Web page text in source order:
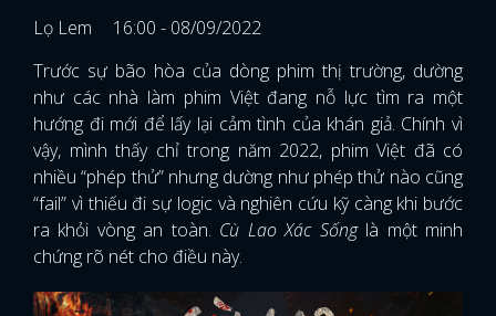
Lọ Lem
16:00 - 08/09/2022
Trước sự bão hòa của dòng phim thị trường, dường
như các nhà làm phim Việt đang nỗ lực tìm ra một
hướng đi mới để lấy lại cảm tình của khán giả. Chính vì
vậy, mình thấy chỉ trong năm 2022, phim Việt đã có
nhiều “phép thử” nhưng dường như phép thử nào cũng
“fail” vì thiếu đi sự logic và nghiên cứu kỹ càng khi bước
ra khỏi vòng an toàn. Cù Lao Xác Sốnglà một minh
chứng rõ nét cho điều này.